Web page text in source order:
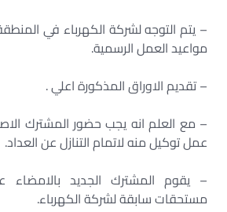
– يتم التوجه لشركة الكهرباء في
مواعيد العمل الرسمية.
– تقديم الاوراق المذكورة اعلي .
– مع العلم انه يجب حضور المشترك
عمل توكيل منه لاتمام التنازل عن العداد.
– يقوم المشترك الجديد بالامضاء
مستحقات سابقة لشركة الكهرباء.